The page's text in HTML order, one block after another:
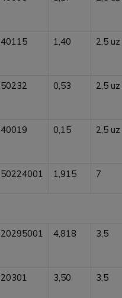
1,40 2,5
0,53 2,5
0,15 2,5
1,915 7
4,818 3,5
3,50 3,5